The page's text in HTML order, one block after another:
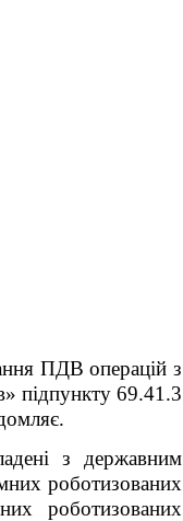
ПДВ операцій з
підпункту 69.41.3
з державним
роботизованих
роботизованих